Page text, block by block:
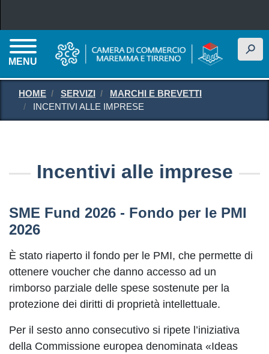
MENU
h
HOME SERVIZI
MARCHI E BREVETTI
INCENTIVI ALLE IMPRESE
Incentivi alle imprese
SME Fund 2026 - Fondo per le PMI
2026
È stato riaperto il fondo per le PMI, che permette di
ottenere voucher che danno accesso ad un
rimborso parziale delle spese sostenute per la
protezione dei diritti di proprietà intellettuale.
Per il sesto anno consecutivo si ripete l’iniziativa
della Commissione europea denominata «Ideas